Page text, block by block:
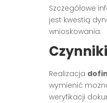
Szczegółowe
jest kwestią
wnioskowania.
Realizacja
wymienić
weryfikacji